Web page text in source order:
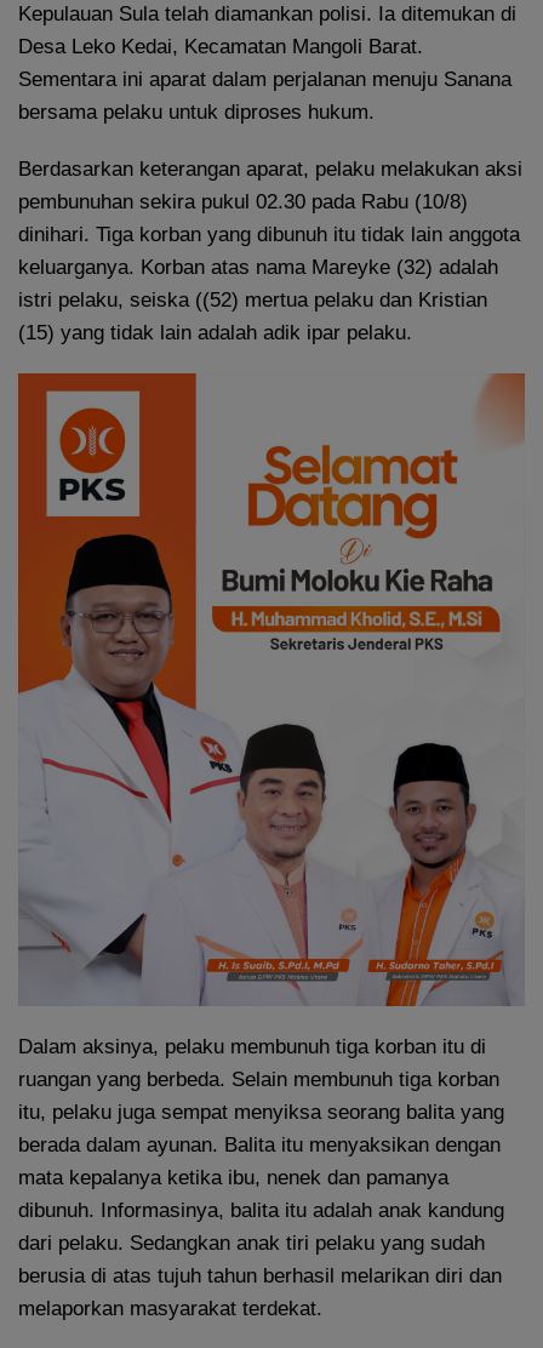
Kepulauan Sula telah diamankan polisi. Ia ditemukan di
Desa Leko Kedai, Kecamatan Mangoli Barat.
Sementara ini aparat dalam perjalanan menuju Sanana
bersama pelaku untuk diproses hukum.
Berdasarkan keterangan aparat, pelaku melakukan aksi
pembunuhan sekira pukul 02.30 pada Rabu (10/8)
dinihari. Tiga korban yang dibunuh itu tidak lain anggota
keluarganya. Korban atas nama Mareyke (32) adalah
istri pelaku, seiska ((52) mertua pelaku dan Kristian
(15) yang tidak lain adalah adik ipar pelaku.
Dalam aksinya, pelaku membunuh tiga korban itu di
ruangan yang berbeda. Selain membunuh tiga korban
itu, pelaku juga sempat menyiksa seorang balita yang
berada dalam ayunan. Balita itu menyaksikan dengan
mata kepalanya ketika ibu, nenek dan pamanya
dibunuh. Informasinya, balita itu adalah anak kandung
dari pelaku. Sedangkan anak tiri pelaku yang sudah
berusia di atas tujuh tahun berhasil melarikan diri dan
melaporkan masyarakat terdekat.